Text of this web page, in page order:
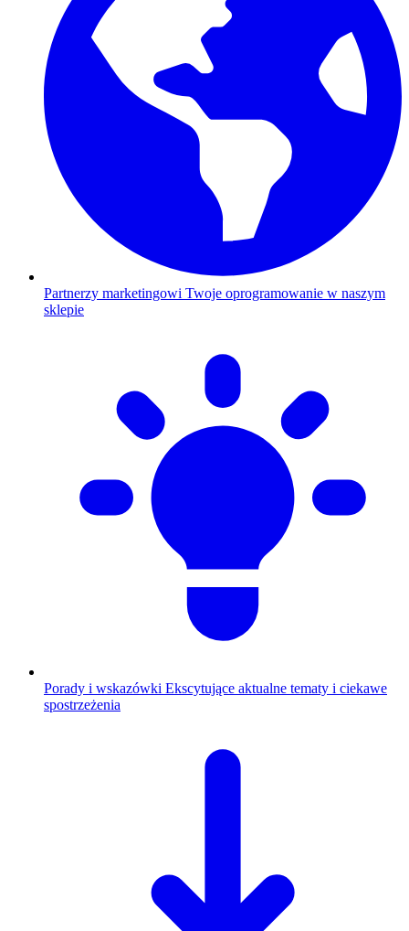
Partnerzy marketingowi Twoje oprogramowanie w naszym
sklepie
Porady i wskazówki Ekscytujące aktualne tematy i ciekawe
spostrzeżenia